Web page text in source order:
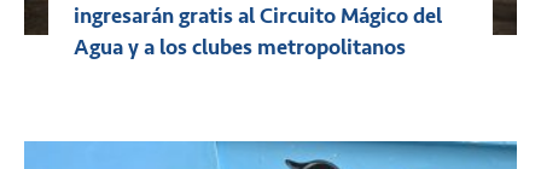
ingresarán gratis al Circuito Mágico del
Agua y a los clubes metropolitanos